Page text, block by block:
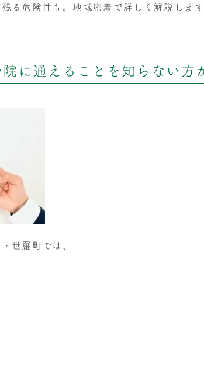
る危険性も。地域密着で詳しく解説します
に通えることを知らない方
世羅町では、